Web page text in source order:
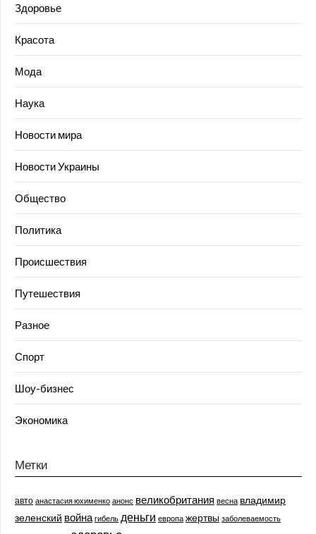
Здоровье
Красота
Мода
Наука
Новости мира
Новости Украины
Общество
Политика
Происшествия
Путешествия
Разное
Спорт
Шоу-бизнес
Экономика
Метки
авто анастасия юхименко анонс великобритания весна владимир
зеленский война гибель деньги европа жертвы заболеваемость